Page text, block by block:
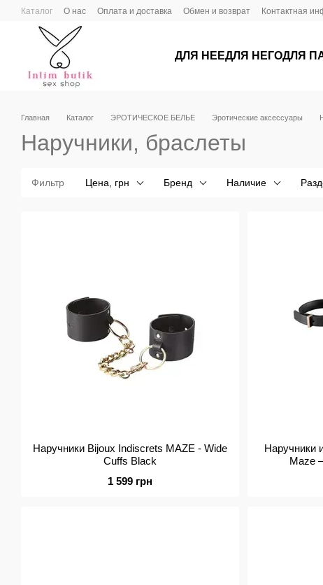
Перейти к основному контенту
Каталог О нас Оплата и доставка Обмен и возврат Контактная
ДЛЯ НЕЕДЛЯ НЕГОДЛЯ
Главная Каталог ЭРОТИЧЕСКОЕ БЕЛЬЕ Эротические аксессуары
Наручники, браслеты
Фильтр Цена, грн Бренд Наличие
Наручники Bijoux Indiscrets MAZE - Wide
Cuffs Black
1 599 грн
Наручники
Maze